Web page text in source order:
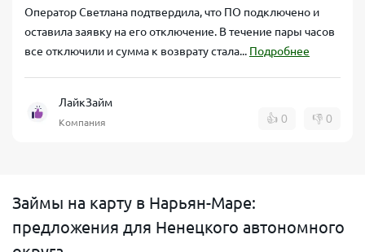
Оператор Светлана подтвердила, что ПО подключено и
оставила заявку на его отключение. В течение пары часов
все отключили и сумма к возврату стала... Подробнее
ЛайкЗайм
Компания 👍 0 👎 0
Займы на карту в Нарьян-Маре:
предложения для Ненецкого автономного